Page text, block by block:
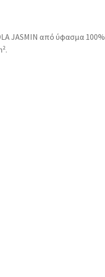
JASMIN από ύφασμα 100%